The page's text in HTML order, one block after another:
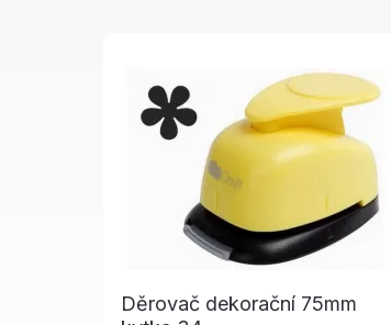
Děrovač dekorační 75mm